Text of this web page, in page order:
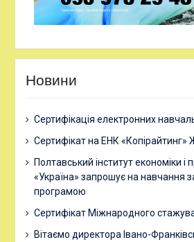
Новини
Сертифікація електронних
Сертифікат на ЕНК «Копірайтинг»
Полтавський інститут економіки і
«Україна» запрошує на навчання
програмою
Сертифікат Міжнародного
Вітаємо директора Івано-